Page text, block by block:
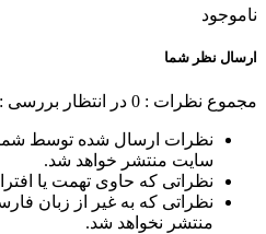
ناموجود
ارسال نظر شما
مجموع نظرات : 0 در انتظار بررسی : 0
نظرات ارسال شده توسط
سایت منتشر خواهد شد.
نظراتی که حاوی تهمت یا
نظراتی که به غیر از زبان
منتشر نخواهد شد.